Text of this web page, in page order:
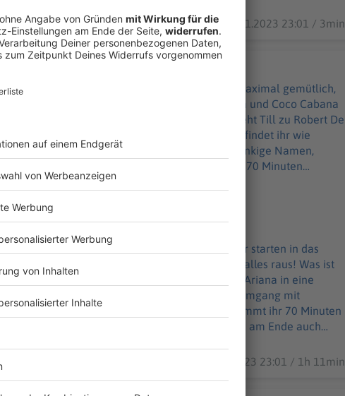
11.11.2023 23:01 / 3min
eurer Lieblingsgetränk und macht es euch maximal gemütlich,
Teekannen-Effekt? In welchem Verhältnis steht Till zu Robert De
Ariana in eine Episode gepresst? Die Antworten findet ihr wie
paar abschließende, warme Worte zum Abschied. Eventuell ist
Endlich_normale_Leute
und macht es euch maximal gemütlich, wir starten in das
De Niro? Wie viele Untenrum-Gags kriegt Ariana in eine
es Hacks im Umgang mit
letztes Mal bekommt ihr 70 Minuten
Worte zum Abschied. Eventuell ist ganz am Ende auch
Zuhören und mitmachen! Viele Grüße aus Paris! Hier geht
Werbepartner
Endlich_normale_Leute
08.11.2023 23:01 / 1h 11min